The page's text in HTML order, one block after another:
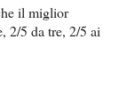
il miglior
2/5 da tre, 2/5 ai